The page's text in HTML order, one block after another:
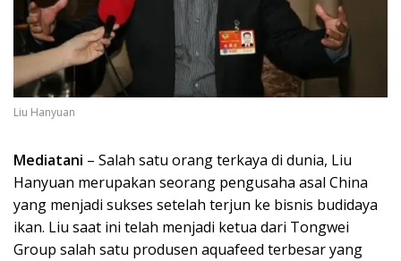
Liu Hanyuan
Mediatani – Salah satu orang terkaya di dunia, Liu
Hanyuan merupakan seorang pengusaha asal China
yang menjadi sukses setelah terjun ke bisnis budidaya
ikan. Liu saat ini telah menjadi ketua dari Tongwei
Group salah satu produsen aquafeed terbesar yang